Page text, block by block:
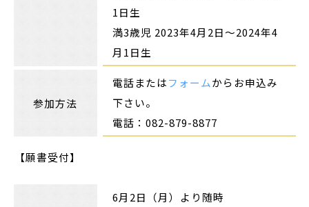
1日生
満3歳児 2023年4月2日～2024年4
月1日生
参加方法
電話またはフォームからお申込み
下さい。
電話：082-879-8877
【願書受付】
6月2日（月）より随時